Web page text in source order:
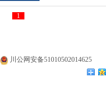
1
川公网安备51010502014625